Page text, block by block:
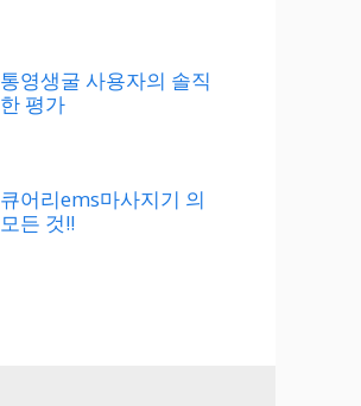
통영생굴 사용자의 솔직
한 평가
큐어리ems마사지기 의
모든 것!!